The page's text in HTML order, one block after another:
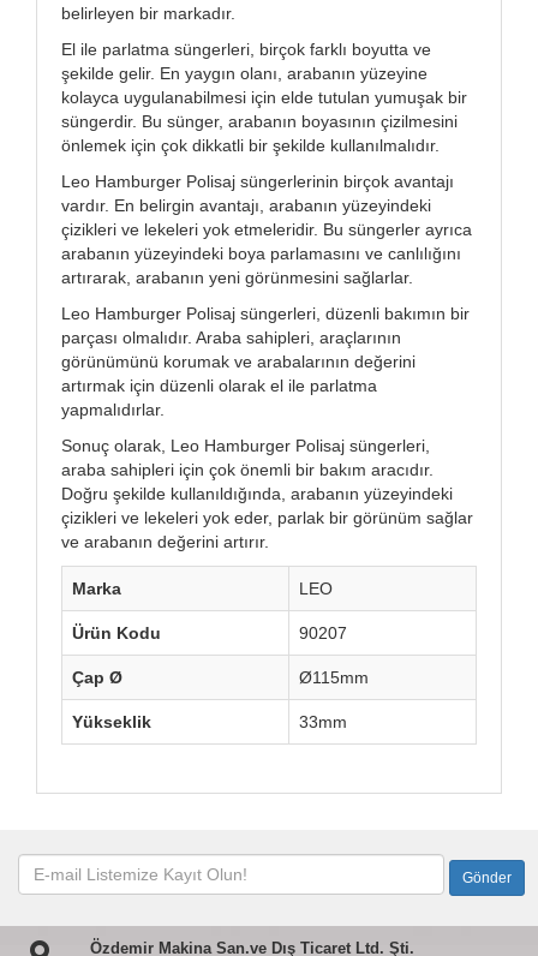
belirleyen bir markadır.
El ile parlatma süngerleri, birçok farklı boyutta ve
şekilde gelir. En yaygın olanı, arabanın yüzeyine
kolayca uygulanabilmesi için elde tutulan yumuşak bir
süngerdir. Bu sünger, arabanın boyasının çizilmesini
önlemek için çok dikkatli bir şekilde kullanılmalıdır.
Leo Hamburger Polisaj süngerlerinin birçok avantajı
vardır. En belirgin avantajı, arabanın yüzeyindeki
çizikleri ve lekeleri yok etmeleridir. Bu süngerler ayrıca
arabanın yüzeyindeki boya parlamasını ve canlılığını
artırarak, arabanın yeni görünmesini sağlarlar.
Leo Hamburger Polisaj süngerleri, düzenli bakımın bir
parçası olmalıdır. Araba sahipleri, araçlarının
görünümünü korumak ve arabalarının değerini
artırmak için düzenli olarak el ile parlatma
yapmalıdırlar.
Sonuç olarak, Leo Hamburger Polisaj süngerleri,
araba sahipleri için çok önemli bir bakım aracıdır.
Doğru şekilde kullanıldığında, arabanın yüzeyindeki
çizikleri ve lekeleri yok eder, parlak bir görünüm sağlar
ve arabanın değerini artırır.
Marka LEO
Ürün Kodu 90207
Çap Ø Ø115mm
Yükseklik 33mm
Özdemir Makina San.ve Dış Ticaret Ltd. Şti.